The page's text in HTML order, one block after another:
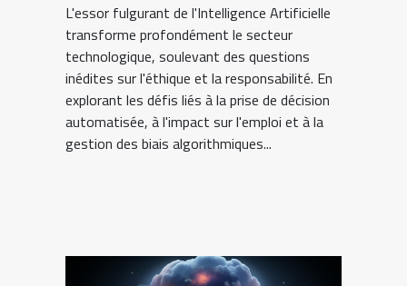
L'essor fulgurant de l'Intelligence Artificielle
transforme profondément le secteur
technologique, soulevant des questions
inédites sur l'éthique et la responsabilité. En
explorant les défis liés à la prise de décision
automatisée, à l'impact sur l'emploi et à la
gestion des biais algorithmiques...